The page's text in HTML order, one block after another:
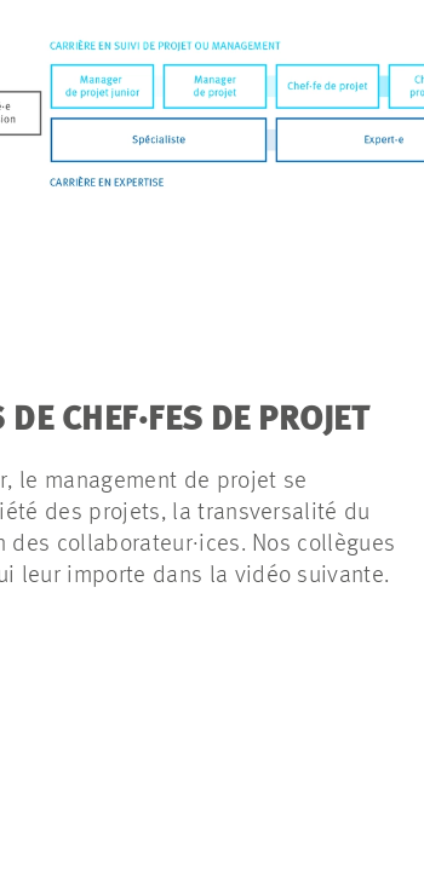
CHEF·FES DE PROJET
le management de projet se
des projets, la transversalité du
collaborateur·ices. Nos collègues
leur importe dans la vidéo suivante.